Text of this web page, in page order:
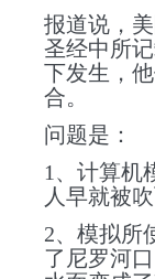
报道说，
圣经中所
下发生，
合。
问题是：
1、计算机
人早就被
2、模拟所
了尼罗河